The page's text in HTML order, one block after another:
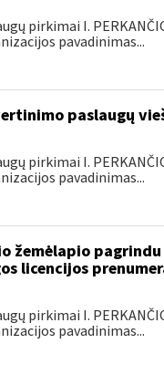
pirkimai I.
pavadinimas...
paslaugų
pirkimai I.
pavadinimas...
žemėlapio
licencijos
pirkimai I.
pavadinimas...